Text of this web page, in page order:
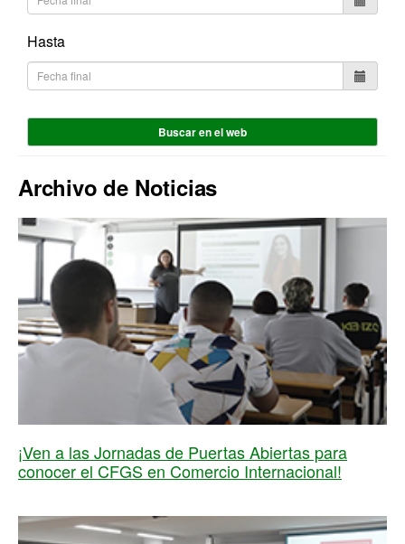
Hasta
Buscar en el web
Archivo de Noticias
¡Ven a las Jornadas de Puertas Abiertas para
conocer el CFGS en Comercio Internacional!